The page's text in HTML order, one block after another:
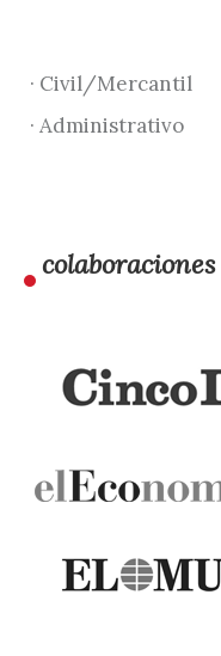
· Civil/Mercantil
· Administrativo
colaboraciones